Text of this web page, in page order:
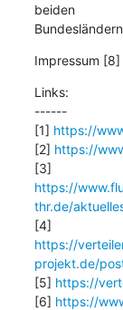
beiden
Impressum
Links:
------
[1] https://
[2] https://
https://
thr.de/
https://
projekt.de/
[5] https://
[6] https://